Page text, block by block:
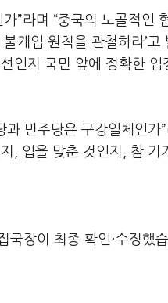
”라며 “중국의 노골적인
개입 원칙을 관철하라’고
인지 국민 앞에 정확한 입
민주당은 구강일체인가
, 입을 맞춘 것인지, 참 기
장이 최종 확인·수정했